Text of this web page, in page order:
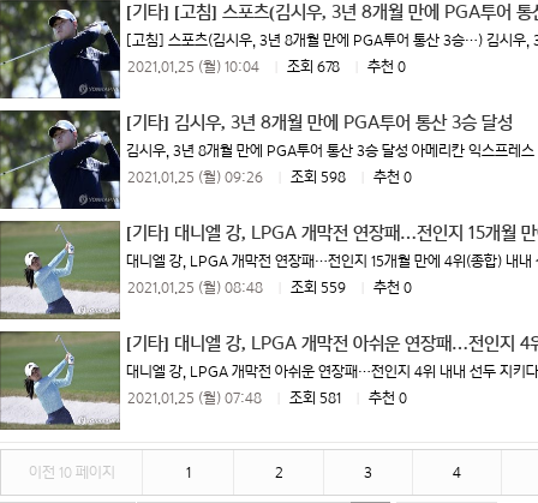
[기타] [고침] 스포츠(김시우, 3년 8개월 만에 PGA투어
[고침] 스포츠(김시우, 3년 8개월 만에 PGA투어 통산 3승…) 김시우,
2021.01.25 (월) 10:04
조회 678 추천 0
[기타] 김시우, 3년 8개월 만에 PGA투어 통산 3승 달성
김시우, 3년 8개월 만에 PGA투어 통산 3승 달성 아메리칸 익스프레
2021.01.25 (월) 09:26
조회 598 추천 0
[기타] 대니엘 강, LPGA 개막전 연장패…전인지 15개월
대니엘 강, LPGA 개막전 연장패…전인지 15개월 만에 4위(종합) 내
2021.01.25 (월) 08:48
조회 559 추천 0
[기타] 대니엘 강, LPGA 개막전 아쉬운 연장패…전인지 4
대니엘 강, LPGA 개막전 아쉬운 연장패…전인지 4위 내내 선두 지키
2021.01.25 (월) 07:48
조회 581 추천 0
이전 10 페이지 1 2 3 4